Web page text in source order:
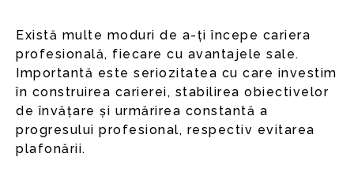
Există multe moduri de a-ți începe cariera
profesională, fiecare cu avantajele sale.
Importantă este seriozitatea cu care investim
în construirea carierei, stabilirea obiectivelor
de învățare și urmărirea constantă a
progresului profesional, respectiv evitarea
plafonării.